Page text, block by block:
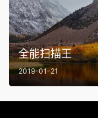
全能扫描王
2019-01-21